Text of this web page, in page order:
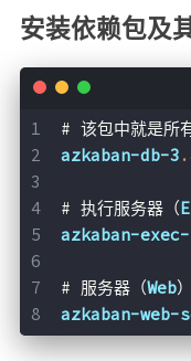
安装依赖包及
# 该包中就是所
azkaban-db-3
# 执行服务器（
azkaban-
# 服务器（Web
azkaban-web-